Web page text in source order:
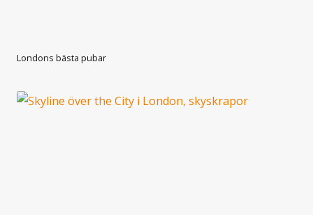
Londons bästa pubar